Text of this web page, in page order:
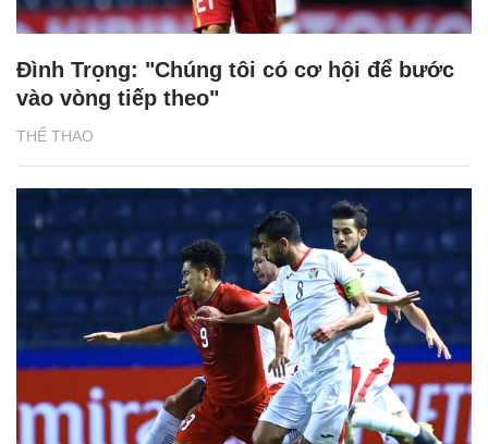
THỂ THAO
Đình Trọng: "Chúng tôi có cơ hội để bước
vào vòng tiếp theo"